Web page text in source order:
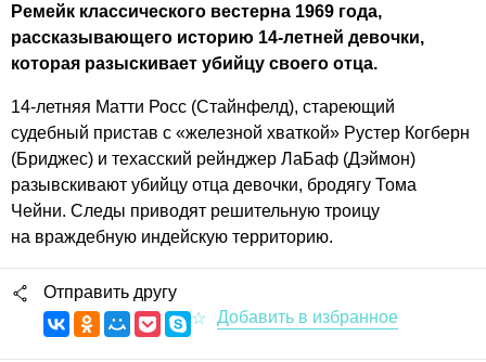
Ремейк классического вестерна 1969 года,
рассказывающего историю 14-летней девочки,
которая разыскивает убийцу своего отца.
14-летняя Матти Росс (Стайнфелд), стареющий
судебный пристав с «железной хваткой» Рустер Когберн
(Бриджес) и техасский рейнджер ЛаБаф (Дэймон)
разывскивают убийцу отца девочки, бродягу Тома
Чейни. Следы приводят решительную троицу
на враждебную индейскую территорию.
Отправить другу